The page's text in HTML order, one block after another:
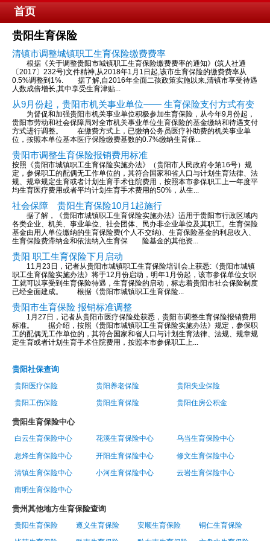
首页
贵阳生育保险
清镇市调整城镇职工生育保险缴费费率
根据《关于调整贵阳市城镇职工生育保险缴费费率的通知》(筑人社通
〔2017〕232号)文件精神,从2018年1月1日起,该市生育保险的缴费费率从
0.5%调整到1%. 据了解,自2016年全面二孩政策实施以来,清镇市享受待遇
人数成倍增长,其中享受生育津贴...
从9月份起，贵阳市机关事业单位—— 生育保险支付方式有变
为督促和加强贵阳市机关事业单位积极参加生育保险，从今年9月份起，
贵阳市劳动和社会保障局对全市机关事业单位生育保险的基金缴纳和待遇支付
方式进行调整。 在缴费方式上，已缴纳公务员医疗补助费的机关事业单
位，按照本单位基本医疗保险缴费基数的0.7%缴纳生育保...
贵阳市调整生育保险报销费用标准
按照《贵阳市城镇职工生育保险实施办法》（贵阳市人民政府令第16号）规
定，参保职工的配偶无工作单位的，其符合国家和省人口与计划生育法律、法
规、规章规定生育或者计划生育手术住院费用，按照本市参保职工上一年度平
均生育医疗费用或者平均计划生育手术费用的50%，从生...
社会保障 贵阳生育保险10月1起施行
据了解，《贵阳市城镇职工生育保险实施办法》适用于贵阳市行政区域内
各类企业、机关、事业单位、社会团体、民办非企业单位及其职工。生育保险
基金由用人单位缴纳的生育保险费(个人不交纳)、生育保险基金的利息收入、
生育保险费滞纳金和依法纳入生育保 险基金的其他资...
贵阳 职工生育保险下月启动
11月23日，记者从贵阳市城镇职工生育保险培训会上获悉:《贵阳市城镇
职工生育保险实施办法》将于12月份启动，明年1月份起，该市参保单位女职
工就可以享受到生育保险待遇，生育保险的启动，标志着贵阳市社会保险制度
已经全面建成。 根据《贵阳市城镇职工生育保险...
贵阳市生育保险 报销标准调整
1月27日，记者从贵阳市医疗保险处获悉，贵阳市调整生育保险报销费用
标准。 据介绍，按照《贵阳市城镇职工生育保险实施办法》规定，参保职
工的配偶无工作单位的，其符合国家和省人口与计划生育法律、法规、规章规
定生育或者计划生育手术住院费用，按照本市参保职工上...
贵阳社保查询
贵阳医疗保险 贵阳养老保险 贵阳失业保险
贵阳工伤保险 贵阳生育保险 贵阳住房公积金
贵阳生育保险中心
白云生育保险中心 花溪生育保险中心 乌当生育保险中心
息烽生育保险中心 开阳生育保险中心 修文生育保险中心
清镇生育保险中心 小河生育保险中心 云岩生育保险中心
南明生育保险中心
贵州其他地方生育保险查询
贵阳生育保险 遵义生育保险 安顺生育保险 铜仁生育保险